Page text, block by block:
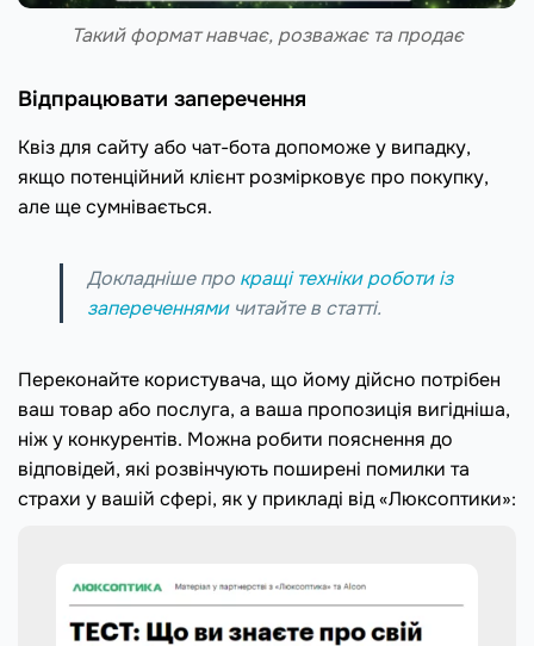
Такий формат навчає, розважає та продає
Відпрацювати заперечення
Квіз для сайту або чат-бота допоможе у випадку,
якщо потенційний клієнт розмірковує про покупку,
але ще сумнівається.
Докладніше про кращі техніки роботи із
запереченнямичитайте в статті.
Переконайте користувача, що йому дійсно потрібен
ваш товар або послуга, а ваша пропозиція вигідніша,
ніж у конкурентів. Можна робити пояснення до
відповідей, які розвінчують поширені помилки та
страхи у вашій сфері, як у прикладі від «Люксоптики»: